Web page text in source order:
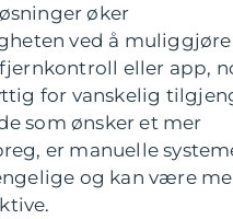
øker
ved å muliggjøre
eller app,
for vanskelig
som ønsker et mer
er manuelle
og kan være